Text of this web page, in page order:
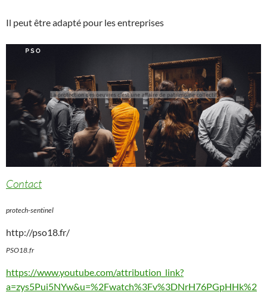
Il peut être adapté pour les entreprises
Contact
protech-sentinel
http://pso18.fr/
PSO18.fr
https://www.youtube.com/attribution_link?
a=zys5Pui5NYw&u=%2Fwatch%3Fv%3DNrH76PGpHHk%2